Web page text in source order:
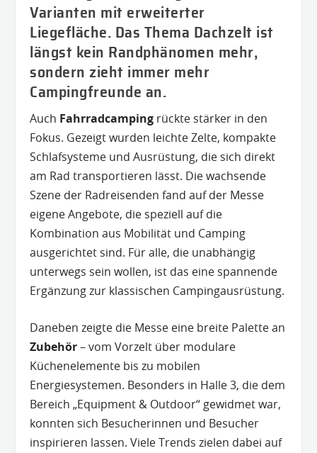
Varianten mit erweiterter
Liegefläche. Das Thema Dachzelt ist
längst kein Randphänomen mehr,
sondern zieht immer mehr
Campingfreunde an.
Auch Fahrradcamping rückte stärker in den
Fokus. Gezeigt wurden leichte Zelte, kompakte
Schlafsysteme und Ausrüstung, die sich direkt
am Rad transportieren lässt. Die wachsende
Szene der Radreisenden fand auf der Messe
eigene Angebote, die speziell auf die
Kombination aus Mobilität und Camping
ausgerichtet sind. Für alle, die unabhängig
unterwegs sein wollen, ist das eine spannende
Ergänzung zur klassischen Campingausrüstung.
Daneben zeigte die Messe eine breite Palette an
Zubehör– vom Vorzelt über modulare
Küchenelemente bis zu mobilen
Energiesystemen. Besonders in Halle 3, die dem
Bereich „Equipment & Outdoor“ gewidmet war,
konnten sich Besucherinnen und Besucher
inspirieren lassen. Viele Trends zielen dabei auf